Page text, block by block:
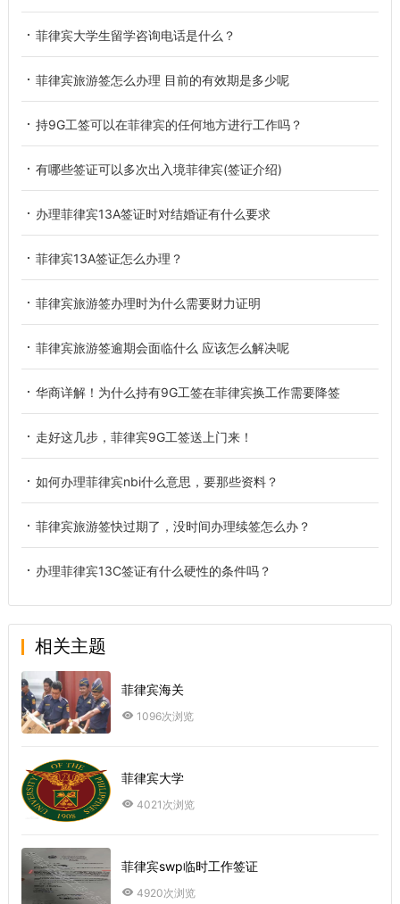
菲律宾大学生留学咨询电话是什么？
菲律宾旅游签怎么办理 目前的有效期是多少呢
持9G工签可以在菲律宾的任何地方进行工作吗？
有哪些签证可以多次出入境菲律宾(签证介绍)
办理菲律宾13A签证时对结婚证有什么要求
菲律宾13A签证怎么办理？
菲律宾旅游签办理时为什么需要财力证明
菲律宾旅游签逾期会面临什么 应该怎么解决呢
华商详解！为什么持有9G工签在菲律宾换工作需要降签
走好这几步，菲律宾9G工签送上门来！
如何办理菲律宾nbi什么意思，要那些资料？
菲律宾旅游签快过期了，没时间办理续签怎么办？
办理菲律宾13C签证有什么硬性的条件吗？
相关主题
菲律宾海关
1096次浏览
菲律宾大学
4021次浏览
菲律宾swp临时工作签证
4920次浏览